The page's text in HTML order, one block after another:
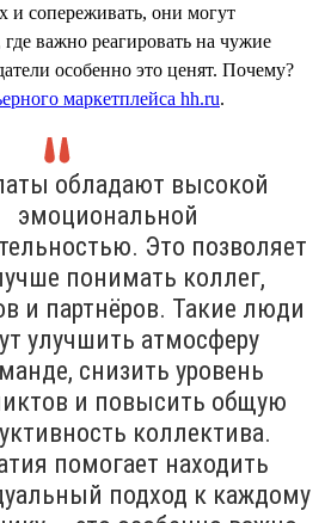
и сопереживать, они могут
важно реагировать на чужие
особенно это ценят. Почему?
маркетплейса hh.ru.
обладают высокой
эмоциональной
Это позволяет
понимать коллег,
и партнёров. Такие люди
улучшить атмосферу
снизить уровень
и повысить общую
коллектива.
помогает находить
подход к каждому